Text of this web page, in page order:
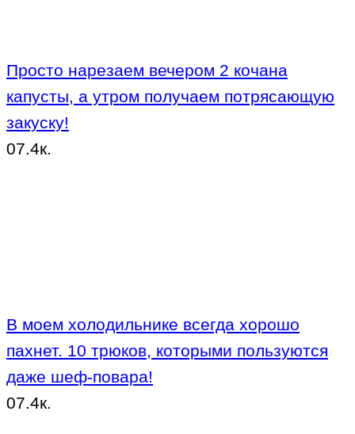
Просто нарезаем вечером 2 кочана
капусты, а утром получаем потрясающую
закуску!
07.4к.
В моем холодильнике всегда хорошо
пахнет. 10 трюков, которыми пользуются
даже шеф-повара!
07.4к.